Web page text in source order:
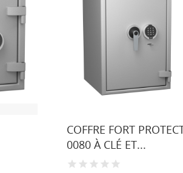
COFFRE FORT
0080 À CLÉ ET...